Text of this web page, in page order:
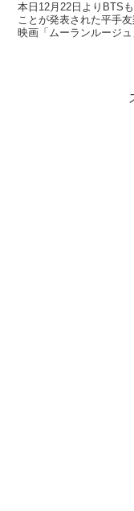
本日12月22日よりBTS
ことが発表された平手
映画「ムーランルージ